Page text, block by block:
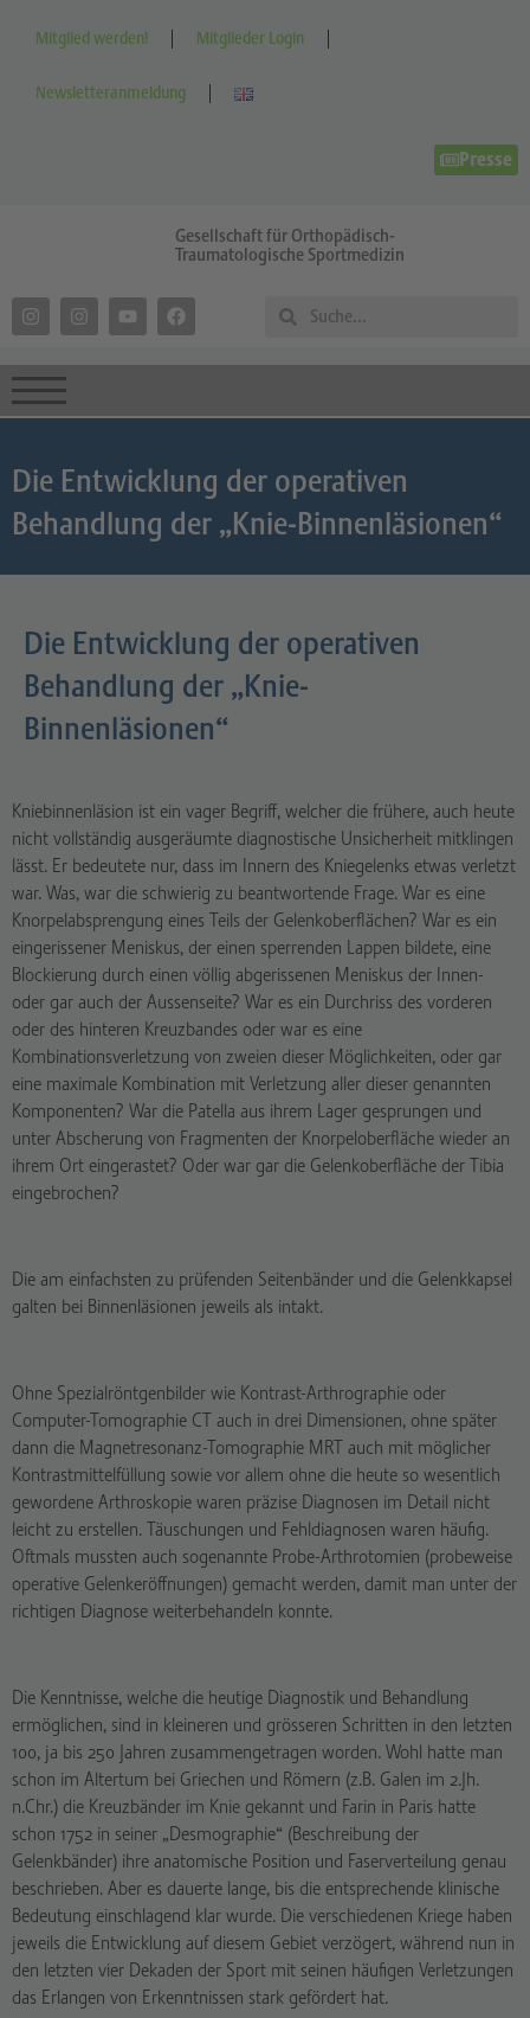
Mitglied werden! Mitglieder Login
Newsletteranmeldung
Presse
Gesellschaft für Orthopädisch-
Traumatologische Sportmedizin
Die Entwicklung der operativen
Behandlung der „Knie-Binnenläsionen“
Die Entwicklung der operativen
Behandlung der „Knie-
Binnenläsionen“
Kniebinnenläsion ist ein vager Begriff, welcher die frühere, auch heute
nicht vollständig ausgeräumte diagnostische Unsicherheit mitklingen
lässt. Er bedeutete nur, dass im Innern des Kniegelenks etwas verletzt
war. Was, war die schwierig zu beantwortende Frage. War es eine
Knorpelabsprengung eines Teils der Gelenkoberflächen? War es ein
eingerissener Meniskus, der einen sperrenden Lappen bildete, eine
Blockierung durch einen völlig abgerissenen Meniskus der Innen-
oder gar auch der Aussenseite? War es ein Durchriss des vorderen
oder des hinteren Kreuzbandes oder war es eine
Kombinationsverletzung von zweien dieser Möglichkeiten, oder gar
eine maximale Kombination mit Verletzung aller dieser genannten
Komponenten? War die Patella aus ihrem Lager gesprungen und
unter Abscherung von Fragmenten der Knorpeloberfläche wieder an
ihrem Ort eingerastet? Oder war gar die Gelenkoberfläche der Tibia
eingebrochen?
Die am einfachsten zu prüfenden Seitenbänder und die Gelenkkapsel
galten bei Binnenläsionen jeweils als intakt.
Ohne Spezialröntgenbilder wie Kontrast-Arthrographie oder
Computer-Tomographie CT auch in drei Dimensionen, ohne später
dann die Magnetresonanz-Tomographie MRT auch mit möglicher
Kontrastmittelfüllung sowie vor allem ohne die heute so wesentlich
gewordene Arthroskopie waren präzise Diagnosen im Detail nicht
leicht zu erstellen. Täuschungen und Fehldiagnosen waren häufig.
Oftmals mussten auch sogenannte Probe-Arthrotomien (probeweise
operative Gelenkeröffnungen) gemacht werden, damit man unter der
richtigen Diagnose weiterbehandeln konnte.
Die Kenntnisse, welche die heutige Diagnostik und Behandlung
ermöglichen, sind in kleineren und grösseren Schritten in den letzten
100, ja bis 250 Jahren zusammengetragen worden. Wohl hatte man
schon im Altertum bei Griechen und Römern (z.B. Galen im 2.Jh.
n.Chr.) die Kreuzbänder im Knie gekannt und Farin in Paris hatte
schon 1752 in seiner „Desmographie“ (Beschreibung der
Gelenkbänder) ihre anatomische Position und Faserverteilung genau
beschrieben. Aber es dauerte lange, bis die entsprechende klinische
Bedeutung einschlagend klar wurde. Die verschiedenen Kriege haben
jeweils die Entwicklung auf diesem Gebiet verzögert, während nun in
den letzten vier Dekaden der Sport mit seinen häufigen Verletzungen
das Erlangen von Erkenntnissen stark gefördert hat.